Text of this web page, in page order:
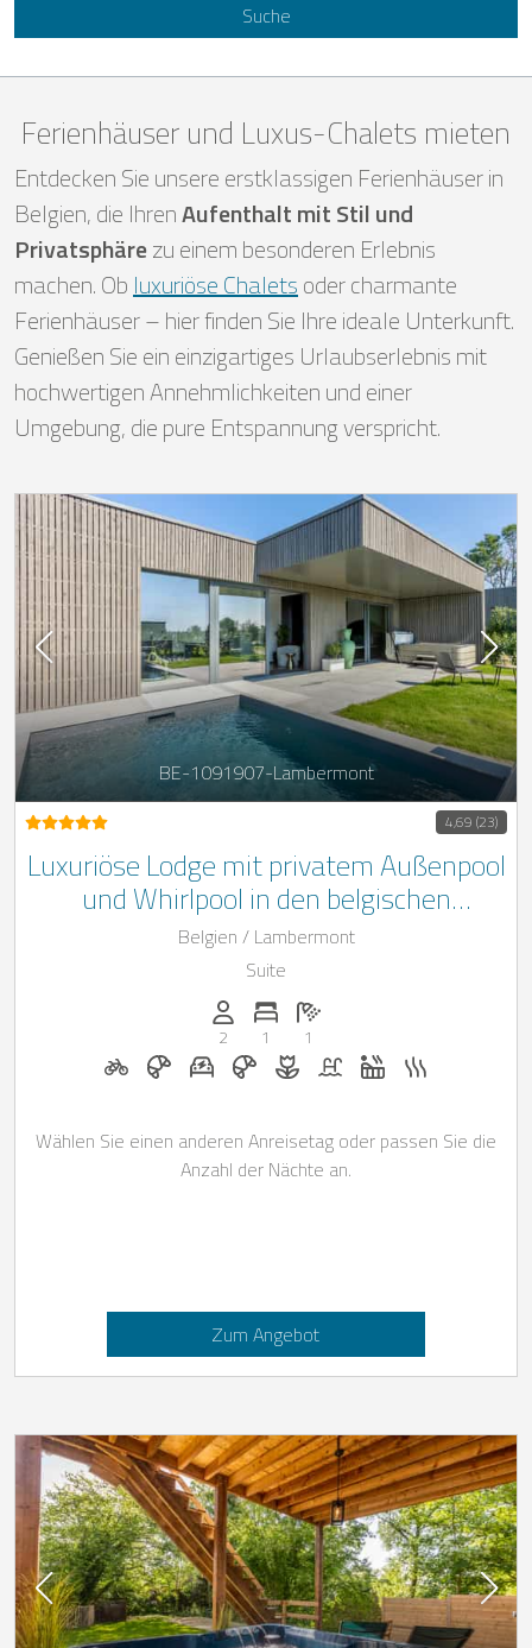
Suche
Ferienhäuser und Luxus-Chalets mieten
Entdecken Sie unsere erstklassigen Ferienhäuser in
Belgien, die IhrenAufenthalt mit Stil und
Privatsphärezu einem besonderen Erlebnis
machen. Ob luxuriöse Chaletsoder charmante
Ferienhäuser – hier finden Sie Ihre ideale Unterkunft.
Genießen Sie ein einzigartiges Urlaubserlebnis mit
hochwertigen Annehmlichkeiten und einer
Umgebung, die pure Entspannung verspricht.
BE-1091907-Lambermont
4,69 (23)
Luxuriöse Lodge mit privatem Außenpool
und Whirlpool in den belgischen
Ardennen
Belgien / Lambermont
Suite
Anzahl der Personen: 2
2
Anzahl der Schlafzimmer: 1
1
Anzahl der Badezimmer: 1
1
Fahrradverleih auf Anfrage
Frühstück auf Anfrage
E-Auto Ladestation auf Anfrage
Frühstück bei Casapilot buchbar
Blumen und romantische
Pool Whirlpool
Wählen Sie einen anderen Anreisetag oder passen Sie die
Anzahl der Nächte an.
Zum Angebot